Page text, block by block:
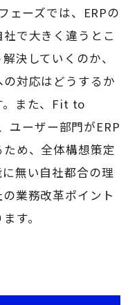
ーズでは、ERPの
で大きく違うとこ
決していくのか、
対応はどうするか
。また、Fit to
ユーザー部門がERP
め、全体構想策定
無い自社都合の理
業務改革ポイント
す。